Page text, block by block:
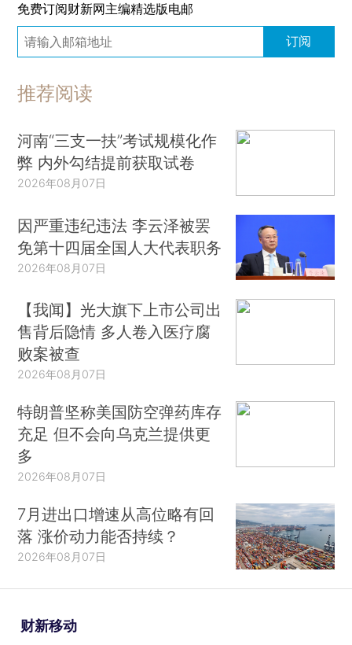
免费订阅财新网主编精选版电邮
订阅
推荐阅读
河南“三支一扶”考试规模化作
弊 内外勾结提前获取试卷
2026年08月07日
因严重违纪违法 李云泽被罢
免第十四届全国人大代表职务
2026年08月07日
【我闻】光大旗下上市公司出
售背后隐情 多人卷入医疗腐
败案被查
2026年08月07日
特朗普坚称美国防空弹药库存
充足 但不会向乌克兰提供更
多
2026年08月07日
7月进出口增速从高位略有回
落 涨价动力能否持续？
2026年08月07日
财新移动